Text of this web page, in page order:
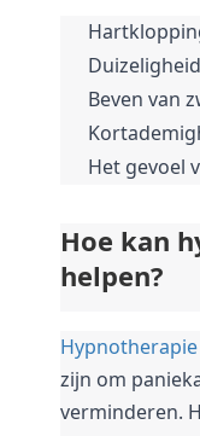
Beven van
Het gevoel
Hoe kan
helpen?
Hypnotherapie
zijn om
verminderen.